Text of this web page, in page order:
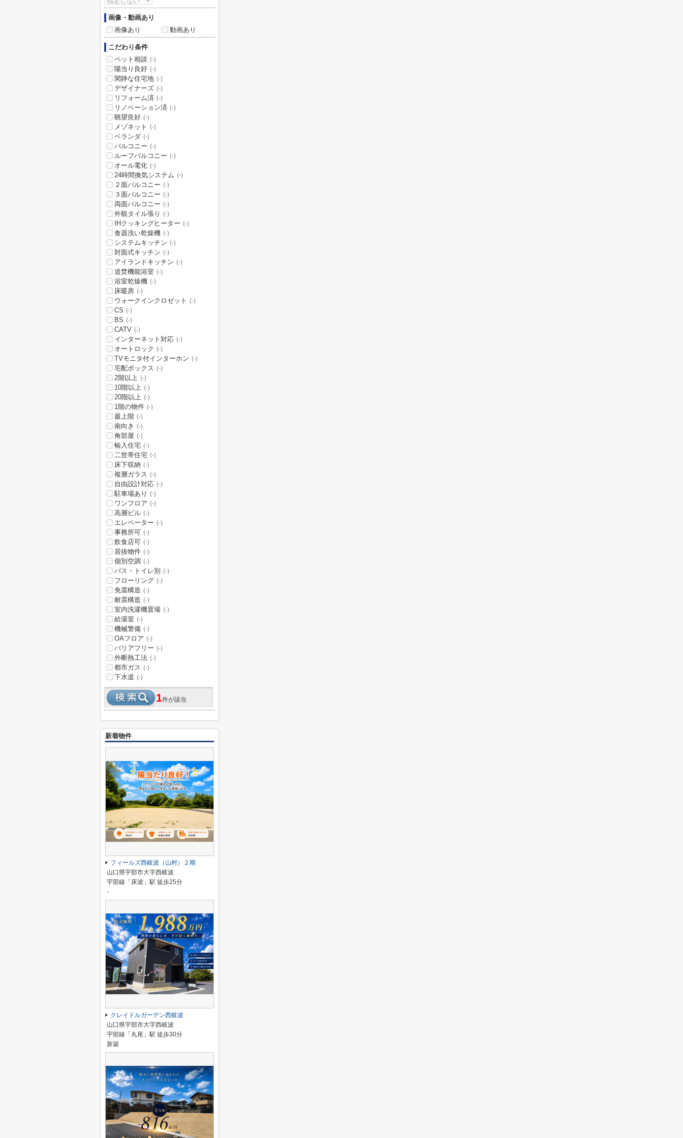
画像・動画あり
画像あり
動画あり
こだわり条件
ペット相談 (-)
陽当り良好 (-)
閑静な住宅地 (-)
デザイナーズ (-)
リフォーム済 (-)
リノベーション済 (-)
眺望良好 (-)
メゾネット (-)
ベランダ (-)
バルコニー (-)
ルーフバルコニー (-)
オール電化 (-)
24時間換気システム (-)
２面バルコニー (-)
３面バルコニー (-)
両面バルコニー (-)
外観タイル張り (-)
IHクッキングヒーター (-)
食器洗い乾燥機 (-)
システムキッチン (-)
対面式キッチン (-)
アイランドキッチン (-)
追焚機能浴室 (-)
浴室乾燥機 (-)
床暖房 (-)
ウォークインクロゼット (-)
CS (-)
BS (-)
CATV (-)
インターネット対応 (-)
オートロック (-)
TVモニタ付インターホン (-)
宅配ボックス (-)
2階以上 (-)
10階以上 (-)
20階以上 (-)
1階の物件 (-)
最上階 (-)
南向き (-)
角部屋 (-)
輸入住宅 (-)
二世帯住宅 (-)
床下収納 (-)
複層ガラス (-)
自由設計対応 (-)
駐車場あり (-)
ワンフロア (-)
高層ビル (-)
エレベーター (-)
事務所可 (-)
飲食店可 (-)
居抜物件 (-)
個別空調 (-)
バス・トイレ別 (-)
フローリング (-)
免震構造 (-)
耐震構造 (-)
室内洗濯機置場 (-)
給湯室 (-)
機械警備 (-)
OAフロア (-)
バリアフリー (-)
外断熱工法 (-)
都市ガス (-)
下水道 (-)
1件が該当
新着物件
フィールズ西岐波（山村）２期
山口県宇部市大字西岐波
宇部線「床波」駅 徒歩25分
-
クレイドルガーデン西岐波
山口県宇部市大字西岐波
宇部線「丸尾」駅 徒歩30分
新築